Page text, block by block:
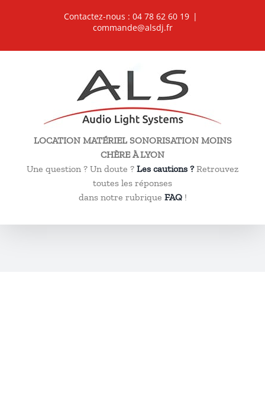
Contactez-nous : 04 78 62 60 19 |
commande@alsdj.fr
LOCATION MATÉRIEL SONORISATION MOINS
CHÈRE À LYON
Une question ? Un doute ? Les cautions ?Retrouvez
toutes les réponses
dans notre rubrique FAQ!